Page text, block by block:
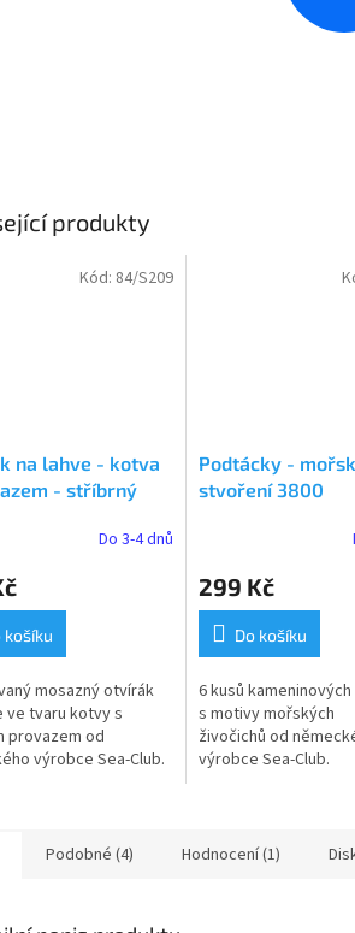
produkty
na lahve - kotva
- stříbrný
Do 3-4 dnů
košíku
mosazný otvírák
ve tvaru kotvy s
provazem od
výrobce Sea-Club.
Kód: 84/S209
Podtácky -
stvoření 3800
299 Kč
Do košíku
6 kusů
s motivy mořských
živočichů od
výrobce Sea-Club.
Podobné (4) Hodnocení (1)